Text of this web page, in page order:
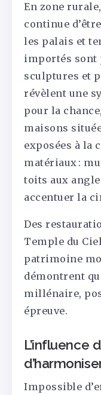
En zone
continue
les palais et
importés sont
sculptures et
révèlent une
pour la
maisons
exposées à la
matériaux :
toits aux
accentuer la
Des
Temple du
patrimoine
démontrent
millénaire,
épreuve.
L’influence
Impossible